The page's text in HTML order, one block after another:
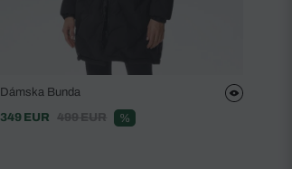
Dámska Bunda
349 EUR
499 EUR %